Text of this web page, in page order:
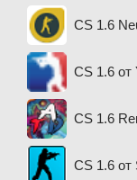
CS 1.6
CS 1.6 от
CS 1.6
CS 1.6 от